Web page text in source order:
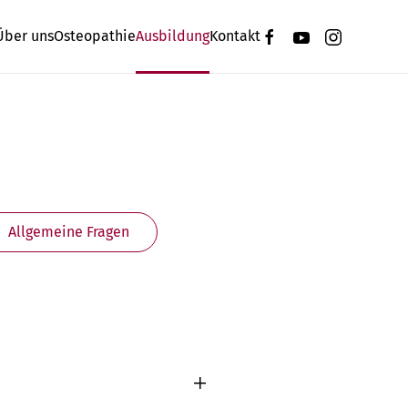
unsOsteopathieAusbildungKontakt
Allgemeine Fragen